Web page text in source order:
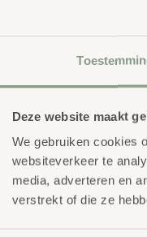
Deze website maakt
We gebruiken cookies
websiteverkeer te
media, adverteren en
verstrekt of die ze
een
is van hoge
kinderdagverblijven,
Alle fietsen
bij aflevering.